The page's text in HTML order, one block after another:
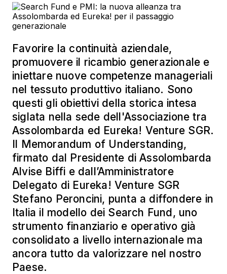
Favorire la continuità aziendale,
promuovere il ricambio generazionale e
iniettare nuove competenze manageriali
nel tessuto produttivo italiano. Sono
questi gli obiettivi della storica intesa
siglata nella sede dell'Associazione tra
Assolombarda ed Eureka! Venture SGR.
Il Memorandum of Understanding,
firmato dal Presidente di Assolombarda
Alvise Biffi e dall’Amministratore
Delegato di Eureka! Venture SGR
Stefano Peroncini, punta a diffondere in
Italia il modello dei Search Fund, uno
strumento finanziario e operativo già
consolidato a livello internazionale ma
ancora tutto da valorizzare nel nostro
Paese.